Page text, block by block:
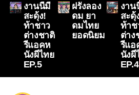
งานนี้มี
สะดุ้ง!
ท้าชาว
ต่างชาติ
รีแอคห
นังผีไทย
EP.5
ฝรั่งลอง
ดม ยา
ดมไทย
ยอดนิยม
งาน
สะดุ้
ท้าช
ต่าง
รีแอ
นังผี
EP.4